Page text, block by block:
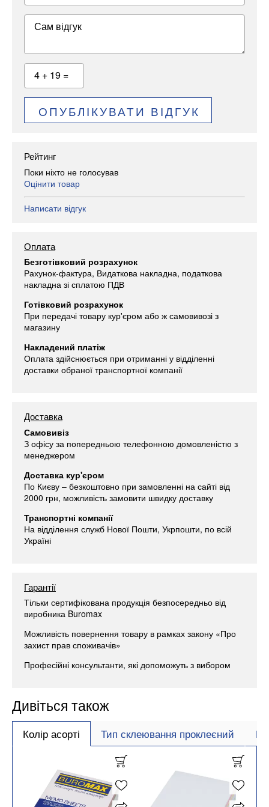
Сам відгук
4 + 19 =
ОПУБЛІКУВАТИ ВІДГУК
Рейтинг
Поки ніхто не голосував
Оцінити товар
Написати відгук
Оплата
Безготівковий розрахунок
Рахунок-фактура, Видаткова накладна, податкова
накладна зі сплатою ПДВ
Готівковий розрахунок
При передачі товару кур'єром або ж самовивозі з
магазину
Накладений платіж
Оплата здійснюється при отриманні у відділенні
доставки обраної транспортної компанії
Доставка
Самовивіз
З офісу за попередньою телефонною домовленістю з
менеджером
Доставка кур'єром
По Києву – безкоштовно при замовленні на сайті від
2000 грн, можливість замовити швидку доставку
Транспортні компанії
На відділення служб Нової Пошти, Укрпошти, по всій
Україні
Гарантії
Тільки сертифікована продукція безпосередньо від
виробника Buromax
Можливість повернення товару в рамках закону «Про
захист прав споживачів»
Професійні консультанти, які допоможуть з вибором
Дивіться також
Колір асорті Тип склеювання проклеєний